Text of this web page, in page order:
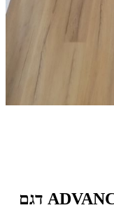
פרקט למינציה סוויס קרונו ADVANCED דגם